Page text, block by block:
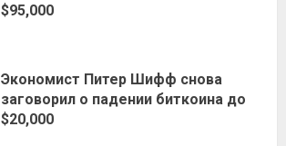
$95,000
Экономист Питер Шифф снова
заговорил о падении биткоина до
$20,000